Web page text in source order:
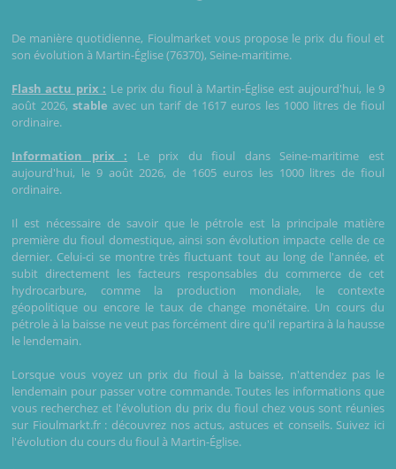
De manière quotidienne, Fioulmarket vous propose le prix du fioul et
son évolution à Martin-Église (76370), Seine-maritime.
Flash actu prix : Le prix du fioul à Martin-Église est aujourd'hui, le 9
août 2026, stable avec un tarif de 1617 euros les 1000 litres de fioul
ordinaire.
Information prix : Le prix du fioul dans Seine-maritime est
aujourd'hui, le 9 août 2026, de 1605 euros les 1000 litres de fioul
ordinaire.
Il est nécessaire de savoir que le pétrole est la principale matière
première du fioul domestique, ainsi son évolution impacte celle de ce
dernier. Celui-ci se montre très fluctuant tout au long de l'année, et
subit directement les facteurs responsables du commerce de cet
hydrocarbure, comme la production mondiale, le contexte
géopolitique ou encore le taux de change monétaire. Un cours du
pétrole à la baisse ne veut pas forcément dire qu'il repartira à la hausse
le lendemain.
Lorsque vous voyez un prix du fioul à la baisse, n'attendez pas le
lendemain pour passer votre commande. Toutes les informations que
vous recherchez et l'évolution du prix du fioul chez vous sont réunies
sur Fioulmarkt.fr : découvrez nos actus, astuces et conseils. Suivez ici
l'évolution du cours du fioul à Martin-Église.